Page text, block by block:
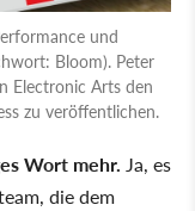
und
Bloom). Peter
Electronic Arts den
zu veröffentlichen.
Wort mehr. Ja, es
die dem